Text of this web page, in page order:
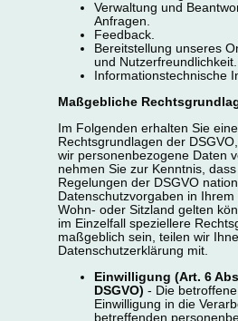
Verwaltung und
Anfragen.
Feedback.
Bereitstellung unseres
und Nutzerfreundlichkeit.
Informationstechnische
Maßgebliche
Im Folgenden erhalten Sie
Rechtsgrundlagen der
wir personenbezogene Daten
nehmen Sie zur Kenntnis,
Regelungen der DSGVO
Datenschutzvorgaben in Ihrem
Wohn- oder Sitzland gelten
im Einzelfall speziellere
maßgeblich sein, teilen wir
Datenschutzerklärung mit.
Einwilligung (Art. 6
DSGVO) - Die
Einwilligung in die
betreffenden